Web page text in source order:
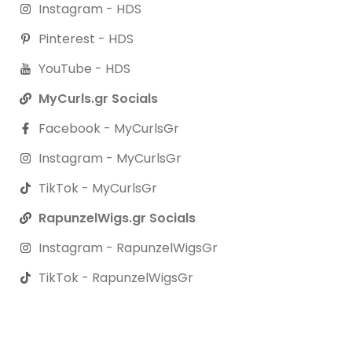
Instagram - HDS
Pinterest - HDS
YouTube - HDS
MyCurls.gr Socials
Facebook - MyCurlsGr
Instagram - MyCurlsGr
TikTok - MyCurlsGr
RapunzelWigs.gr Socials
Instagram - RapunzelWigsGr
TikTok - RapunzelWigsGr